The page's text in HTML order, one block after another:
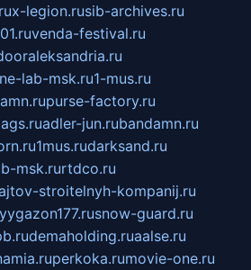
x-legion.rusib-archives.ru
venda-festival.ru
lab-msk.ru1-mus.ru
purse-factory.ru
adler-jun.rubandamn.ru
1mus.rudarksand.ru
msk.rurtdco.ru
stroitelnyh-kompanij.ru
snow-guard.ru
demaholding.ruaalse.ru
perkoka.rumovie-one.ru